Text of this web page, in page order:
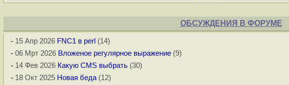
ОБСУЖДЕНИЯ В ФОРУМЕ
-15 Апр 2026 FNC1 в perl (14)
-06 Мрт 2026 Вложеное регулярное выражение(9)
-14 Фев 2026 Какую CMS выбрать(30)
-18 Окт 2025 Новая беда(12)